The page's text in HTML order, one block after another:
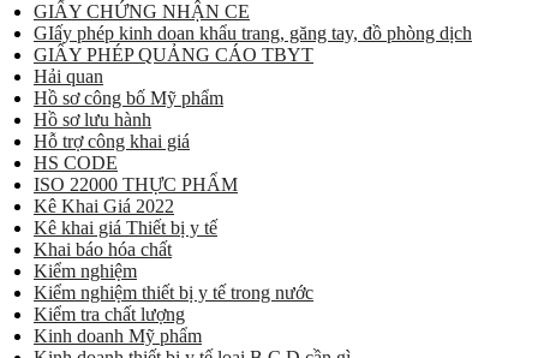
GIẤY CHỨNG NHẬN CE
GIấy phép kinh doan khẩu trang, găng tay, đồ phòng dịch
GIẤY PHÉP QUẢNG CÁO TBYT
Hải quan
Hồ sơ công bố Mỹ phẩm
Hồ sơ lưu hành
Hỗ trợ công khai giá
HS CODE
ISO 22000 THỰC PHẨM
Kê Khai Giá 2022
Kê khai giá Thiết bị y tế
Khai báo hóa chất
Kiểm nghiệm
Kiểm nghiệm thiết bị y tế trong nước
Kiểm tra chất lượng
Kinh doanh Mỹ phẩm